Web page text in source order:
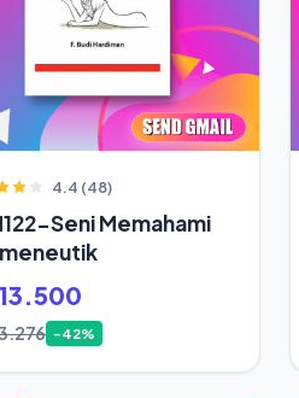
4.4 (48)
Seni Memahami
-42%